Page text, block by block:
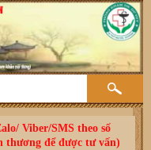
Viber/SMS theo số
thương để được tư vấn)